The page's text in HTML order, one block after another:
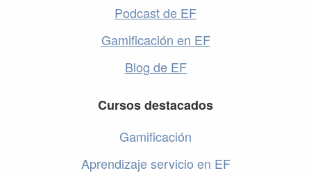
Podcast de EF
Gamificación en EF
Blog de EF
Cursos destacados
Gamificación
Aprendizaje servicio en EF